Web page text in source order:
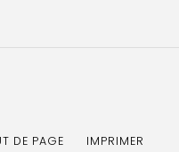
DE PAGE IMPRIMER